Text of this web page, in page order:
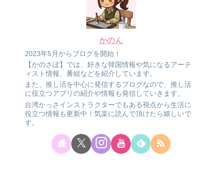
かのん
2023年5月からブログを開始！
【かのさぽ】では、好きな韓国情報や気になるアーテ
ィスト情報、番組などを紹介しています。
また、推し活を中心に発信するブログなので、推し活
に役立つアプリの紹介や情報も発信していきます。
台湾かっさインストラクターでもある視点から生活に
役立つ情報も更新中！気楽に読んで頂けたら嬉しいで
す。